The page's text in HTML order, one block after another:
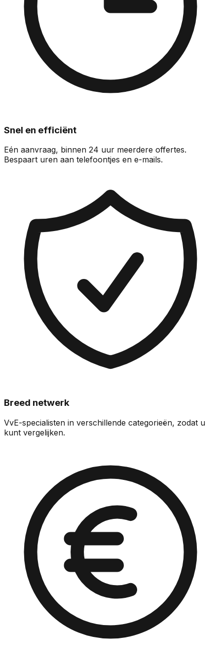
Snel en efficiënt
Eén aanvraag, binnen 24 uur meerdere offertes.
Bespaart uren aan telefoontjes en e-mails.
Breed netwerk
VvE-specialisten in verschillende categorieën, zodat u
kunt vergelijken.